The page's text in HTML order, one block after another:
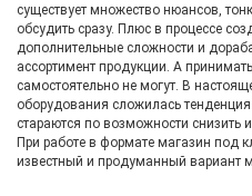
существует множество нюансов,
обсудить сразу. Плюс в процессе
дополнительные сложности и
ассортимент продукции. А
самостоятельно не могут. В
оборудования сложилась
стараются по возможности снизить
При работе в формате магазин под
известный и продуманный вариант